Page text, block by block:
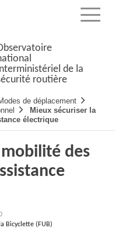
Menu
de la
routière
de déplacement
Mieux sécuriser la
électrique
des
Bicyclette (FUB)